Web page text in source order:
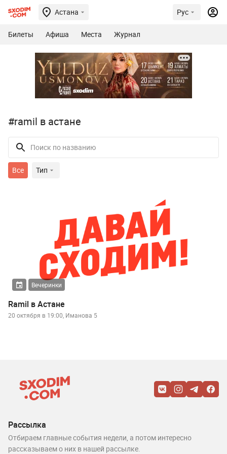
Астана Рус
Билеты Афиша Места Журнал
#ramil в астане
Все Тип
Вечеринки
Ramil в Астане
20 октября в 19:00, Иманова 5
Рассылка
Отбираем главные события недели, а потом интересно
рассказываем о них в нашей рассылке.